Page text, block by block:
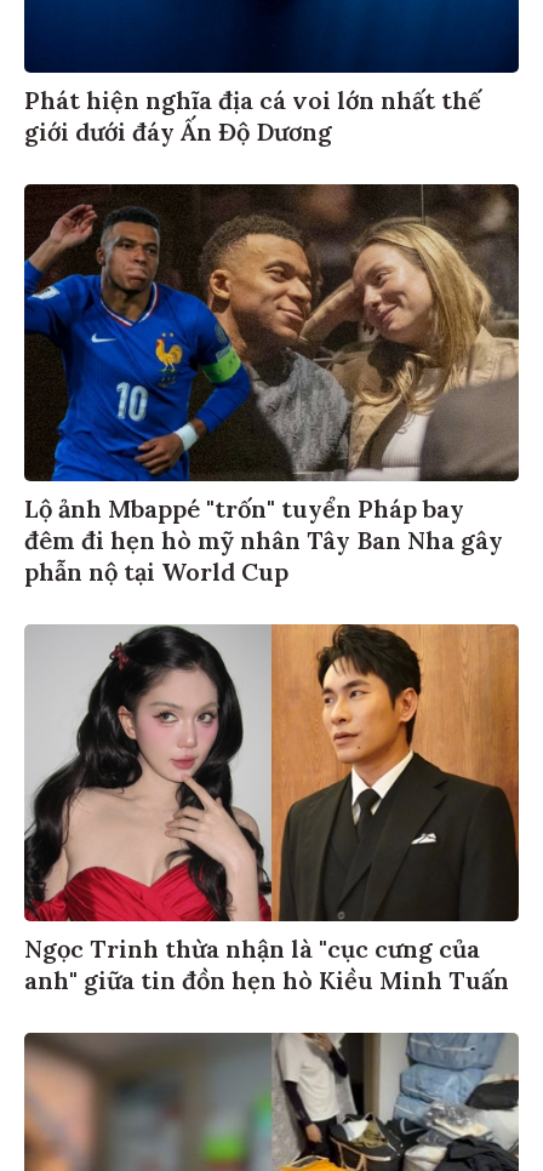
Phát hiện nghĩa địa cá voi lớn nhất thế
giới dưới đáy Ấn Độ Dương
Lộ ảnh Mbappé "trốn" tuyển Pháp bay
đêm đi hẹn hò mỹ nhân Tây Ban Nha gây
phẫn nộ tại World Cup
Ngọc Trinh thừa nhận là "cục cưng của
anh" giữa tin đồn hẹn hò Kiều Minh Tuấn